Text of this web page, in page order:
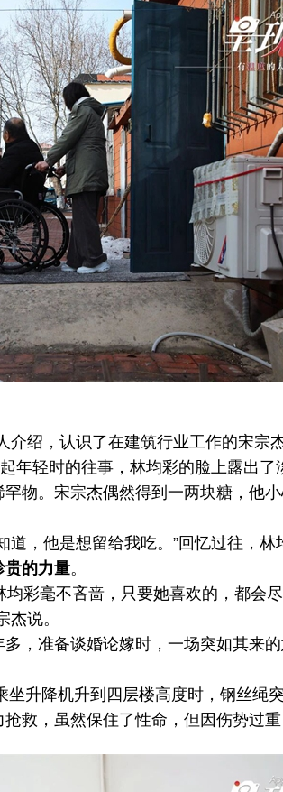
绍，认识了在建筑行业工作的宋宗杰
轻时的往事，林均彩的脸上露出了
。宋宗杰偶然得到一两块糖，他小
，他是想留给我吃。”回忆过往，林
贵的力量。
毫不吝啬，只要她喜欢的，都会尽
说。
准备谈婚论嫁时，一场突如其来的
升降机升到四层楼高度时，钢丝绳
救，虽然保住了性命，但因伤势过重